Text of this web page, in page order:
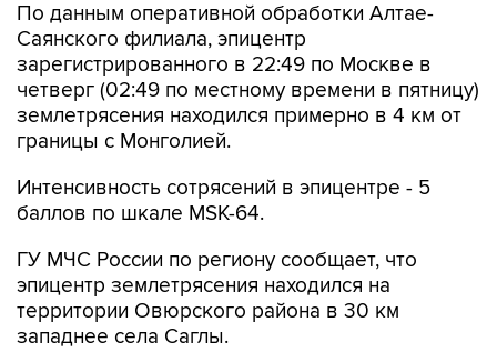
По данным оперативной обработки Алтае-
Саянского филиала, эпицентр
зарегистрированного в 22:49 по Москве в
четверг (02:49 по местному времени в пятницу)
землетрясения находился примерно в 4 км от
границы с Монголией.
Интенсивность сотрясений в эпицентре - 5
баллов по шкале MSK-64.
ГУ МЧС России по региону сообщает, что
эпицентр землетрясения находился на
территории Овюрского района в 30 км
западнее села Саглы.